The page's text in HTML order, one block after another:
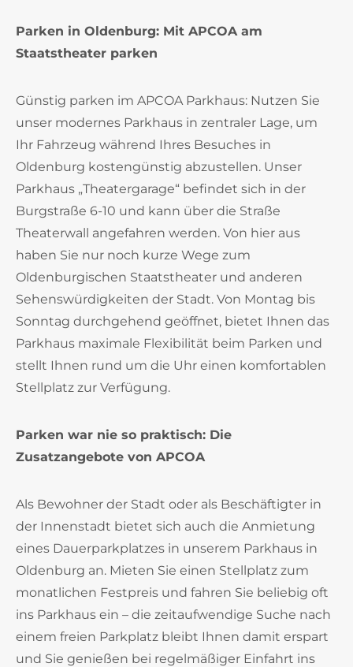
Parken in Oldenburg: Mit APCOA am
Staatstheater parken
Günstig parken im APCOA Parkhaus: Nutzen Sie
unser modernes Parkhaus in zentraler Lage, um
Ihr Fahrzeug während Ihres Besuches in
Oldenburg kostengünstig abzustellen. Unser
Parkhaus „Theatergarage“ befindet sich in der
Burgstraße 6-10 und kann über die Straße
Theaterwall angefahren werden. Von hier aus
haben Sie nur noch kurze Wege zum
Oldenburgischen Staatstheater und anderen
Sehenswürdigkeiten der Stadt. Von Montag bis
Sonntag durchgehend geöffnet, bietet Ihnen das
Parkhaus maximale Flexibilität beim Parken und
stellt Ihnen rund um die Uhr einen komfortablen
Stellplatz zur Verfügung.
Parken war nie so praktisch: Die
Zusatzangebote von APCOA
Als Bewohner der Stadt oder als Beschäftigter in
der Innenstadt bietet sich auch die Anmietung
eines Dauerparkplatzes in unserem Parkhaus in
Oldenburg an. Mieten Sie einen Stellplatz zum
monatlichen Festpreis und fahren Sie beliebig oft
ins Parkhaus ein – die zeitaufwendige Suche nach
einem freien Parkplatz bleibt Ihnen damit erspart
und Sie genießen bei regelmäßiger Einfahrt ins